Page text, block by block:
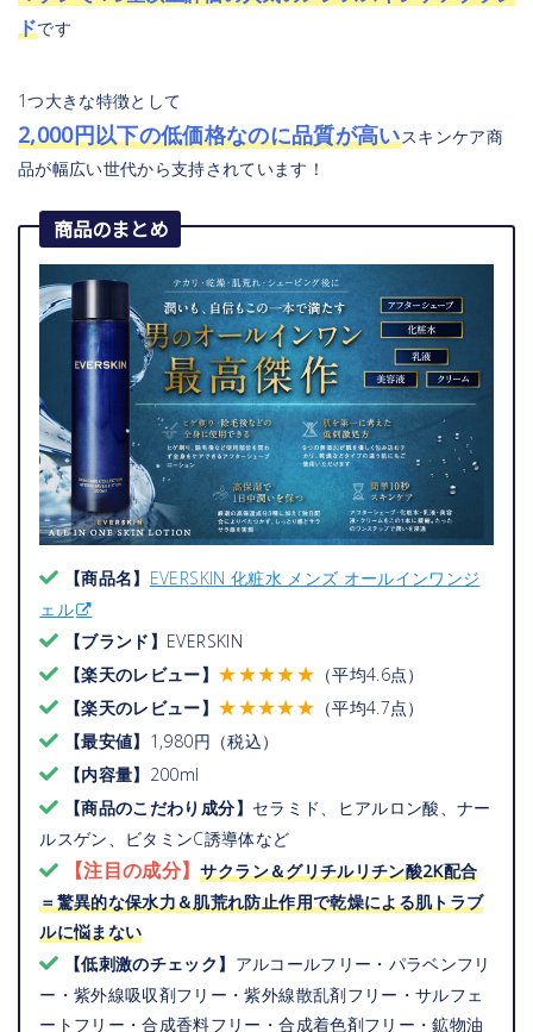
ドです
1つ大きな特徴として
2,000円以下の低価格なのに品質が高いスキンケア商
品が幅広い世代から支持されています！
商品のまとめ
【商品名】 EVERSKIN 化粧水 メンズ オールインワンジ
ェル
【ブランド】 EVERSKIN
【楽天のレビュー】 ★★★★★ （平均4.6点）
【楽天のレビュー】 ★★★★★ （平均4.7点）
【最安値】 1,980円（税込）
【内容量】 200ml
【商品のこだわり成分】 セラミド、ヒアルロン酸、ナー
ルスゲン、ビタミンC誘導体など
【注目の成分】サクラン＆グリチルリチン酸2K配合
＝驚異的な保水力＆肌荒れ防止作用で乾燥による肌トラブ
ルに悩まない
【低刺激のチェック】 アルコールフリー・パラベンフリ
ー・紫外線吸収剤フリー・紫外線散乱剤フリー・サルフェ
ートフリー・合成香料フリー・合成着色剤フリー・鉱物油